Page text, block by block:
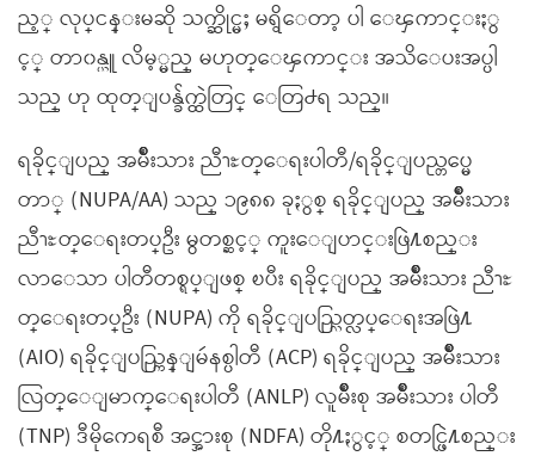
ည့္ လုပ္ငန္းမဆို သက္ဆိုင္မႈ မရွိေတာ့ ပါ ေၾကာင္းႏွ
င့္ တာ၀န္ယူ လိမ့္မည္ မဟုတ္ေၾကာင္း အသိေပးအပ္ပါ
သည္ ဟု ထုတ္ျပန္ခ်က္ထဲတြင္ ေတြ႕ရ သည္။
ရခိုင္ျပည္ အမ်ိဳးသား ညီၫႊတ္ေရးပါတီ/ရခိုင္ျပည္တပ္မေ
တာ္ (NUPA/AA) သည္ ၁၉၈၈ ခုႏွစ္ ရခိုင္ျပည္ အမ်ိဳးသား
ညီၫႊတ္ေရးတပ္ဦး မွတစ္ဆင့္ ကူးေျပာင္းဖြဲ႔စည္း
လာေသာ ပါတီတစ္ရပ္ျဖစ္ ၿပီး ရခိုင္ျပည္ အမ်ိဳးသား ညီၫႊ
တ္ေရးတပ္ဦး (NUPA) ကို ရခိုင္ျပည္လြတ္လပ္ေရးအဖြဲ႔
(AIO) ရခိုင္ျပည္ကြန္ျမဴနစ္ပါတီ (ACP) ရခိုင္ျပည္ အမ်ိဳးသား
လြတ္ေျမာက္ေရးပါတီ (ANLP) လူမ်ိဳးစု အမ်ိဳးသား ပါတီ
(TNP) ဒီမိုကေရစီ အင္အားစု (NDFA) တို႔ႏွင့္ စတင္ဖြဲ႔စည္း